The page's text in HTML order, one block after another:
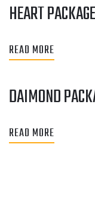
HEART PACKAGE
READ MORE
DAIMOND
READ MORE